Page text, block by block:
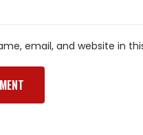
email, and website in